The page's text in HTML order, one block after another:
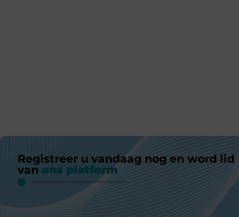
Registreer u vandaag nog en word lid
van ons platform